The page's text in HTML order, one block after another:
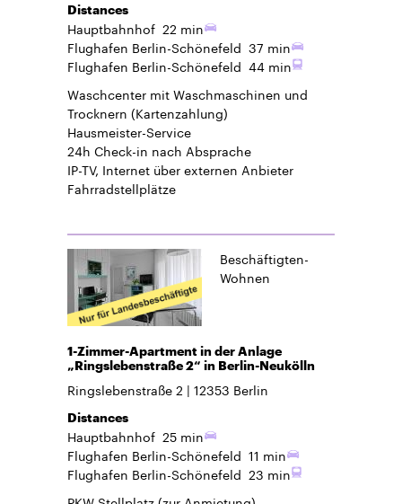
Distances
Hauptbahnhof 22 min
Flughafen Berlin-Schönefeld 37 min
Flughafen Berlin-Schönefeld 44 min
Waschcenter mit Waschmaschinen und
Trocknern (Kartenzahlung)
Hausmeister-Service
24h Check-in nach Absprache
IP-TV, Internet über externen Anbieter
Fahrradstellplätze
Beschäftigten-
Wohnen
1-Zimmer-Apartment in der Anlage
„Ringslebenstraße 2“ in Berlin-Neukölln
Ringslebenstraße 2 12353 Berlin
Distances
Hauptbahnhof 25 min
Flughafen Berlin-Schönefeld 11 min
Flughafen Berlin-Schönefeld 23 min